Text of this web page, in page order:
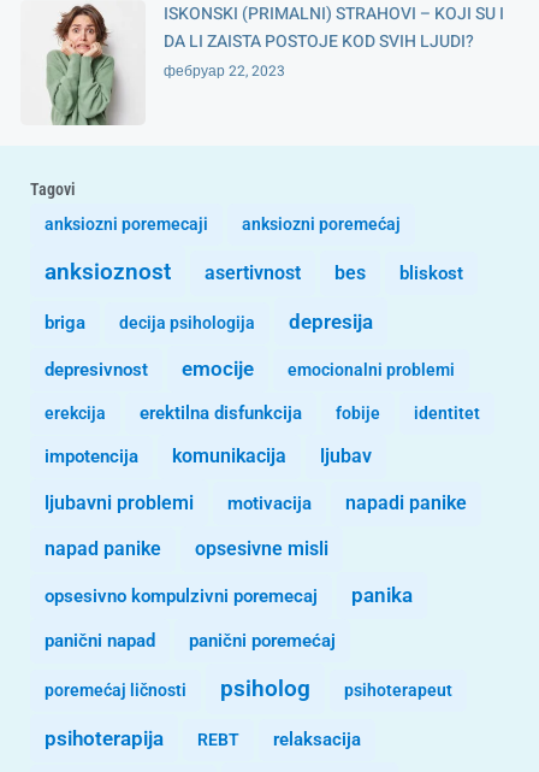
ISKONSKI (PRIMALNI) STRAHOVI – KOJI SU I
DA LI ZAISTA POSTOJE KOD SVIH LJUDI?
фебруар 22, 2023
Tagovi
anksiozni poremecaji
anksiozni poremećaj
anksioznost asertivnost bes bliskost
briga decija psihologija depresija
depresivnost emocije emocionalni problemi
erekcija erektilna disfunkcija fobije identitet
impotencija komunikacija ljubav
ljubavni problemi motivacija napadi panike
napad panike opsesivne misli
opsesivno kompulzivni poremecaj panika
panični napad panični poremećaj
poremećaj ličnosti psiholog psihoterapeut
psihoterapija REBT relaksacija